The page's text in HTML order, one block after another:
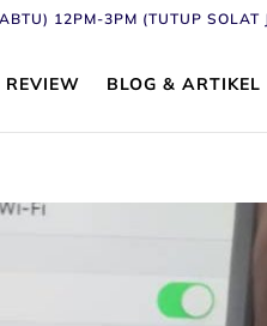
12PM-3PM (TUTUP SOLAT
REVIEW BLOG & ARTIKEL